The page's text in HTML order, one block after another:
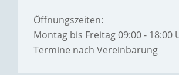
Öffnungszeiten:
Montag bis Freitag 09:00 - 18:00
Termine nach Vereinbarung